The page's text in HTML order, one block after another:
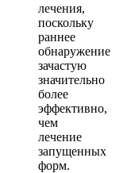
лечения,
поскольку
раннее
обнаружение
зачастую
значительно
более
эффективно,
чем
лечение
запущенных
форм.